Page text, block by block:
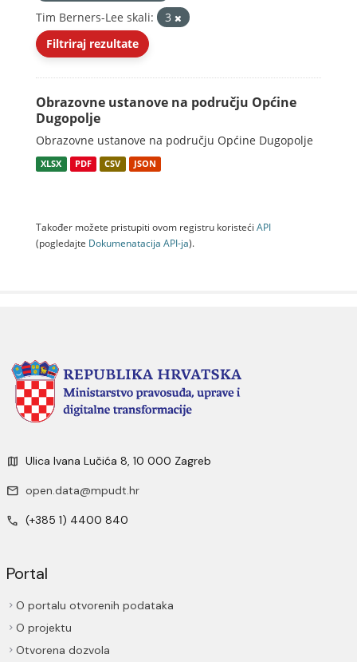
Tim Berners-Lee skali:
3
Filtriraj rezultate
Obrazovne ustanove na području Općine
Dugopolje
Obrazovne ustanove na području Općine Dugopolje
XLSX PDF CSV JSON
Također možete pristupiti ovom registru koristeći API
(pogledajte Dokumenаtаcijа API-jа).